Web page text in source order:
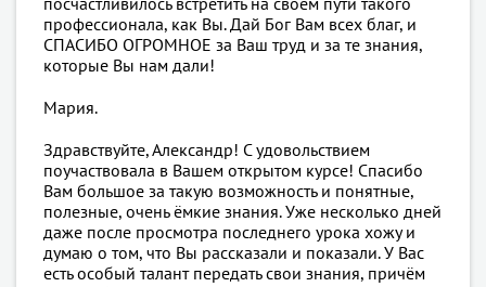
профессионала, как Вы. Дай Бог Вам всех благ, и
СПАСИБО ОГРОМНОЕ за Ваш труд и за те знания,
которые Вы нам дали!
Мария.
Здравствуйте, Александр! С удовольствием
поучаствовала в Вашем открытом курсе! Спасибо
Вам большое за такую возможность и понятные,
полезные, очень ёмкие знания. Уже несколько дней
даже после просмотра последнего урока хожу и
думаю о том, что Вы рассказали и показали. У Вас
есть особый талант передать свои знания, причём